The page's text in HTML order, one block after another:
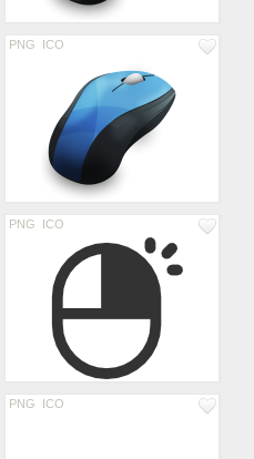
PNG ICO
PNG ICO
PNG ICO